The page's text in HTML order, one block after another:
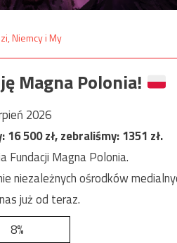
Magna Polonia!
2026
16 500zł, zebraliśmy:1351 zł.
Fundacji Magna Polonia.
ośrodków
już od teraz.
8%